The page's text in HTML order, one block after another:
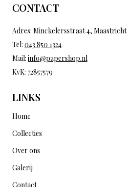
CONTACT
Adres: Minckelersstraat 4, Maastricht
Tel: 043 850 1324
Mail: info@papershop.nl
KvK: 72857579
LINKS
Home
Collecties
Over ons
Galerij
Contact